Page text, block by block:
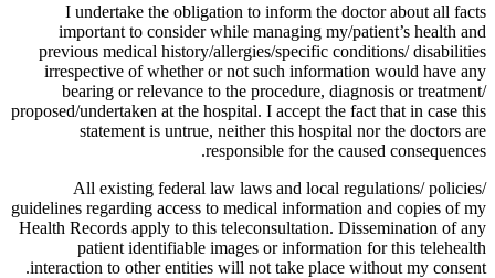
I undertake the obligation to inform the doctor about all facts
important to consider while managing my/patient’s health and
previous medical history/allergies/specific conditions/ disabilities
irrespective of whether or not such information would have any
bearing or relevance to the procedure, diagnosis or treatment/
proposed/undertaken at the hospital. I accept the fact that in case this
statement is untrue, neither this hospital nor the doctors are
responsible for the caused consequences.
All existing federal law laws and local regulations/ policies/
guidelines regarding access to medical information and copies of my
Health Records apply to this teleconsultation. Dissemination of any
patient identifiable images or information for this telehealth
interaction to other entities will not take place without my consent.